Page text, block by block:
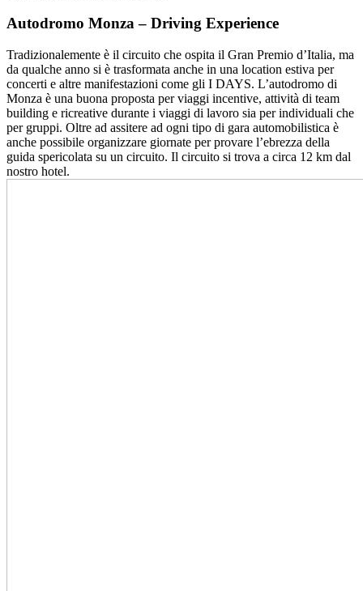
Autodromo Monza – Driving Experience
Tradizionalemente è il circuito che ospita il Gran Premio d’Italia, ma
da qualche anno si è trasformata anche in una location estiva per
concerti e altre manifestazioni come gli I DAYS. L’autodromo di
Monza è una buona proposta per viaggi incentive, attività di team
building e ricreative durante i viaggi di lavoro sia per individuali che
per gruppi. Oltre ad assitere ad ogni tipo di gara automobilistica è
anche possibile organizzare giornate per provare l’ebrezza della
guida spericolata su un circuito. Il circuito si trova a circa 12 km dal
nostro hotel.